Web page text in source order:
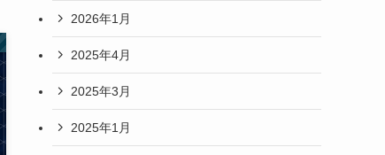
2026年1月
2025年4月
2025年3月
2025年1月